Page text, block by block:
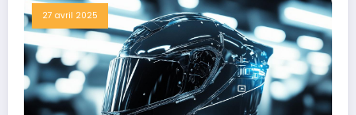
27 avril 2025